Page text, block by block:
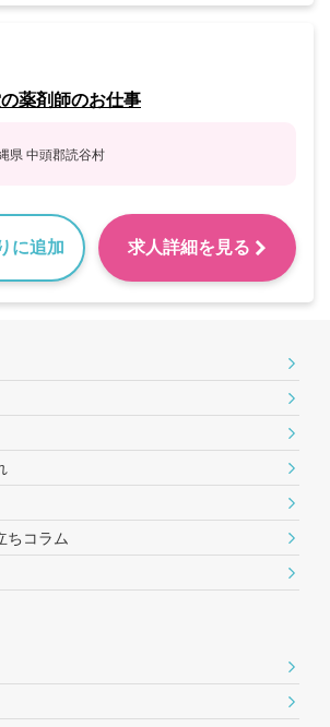
薬剤師のお仕事
県 中頭郡読谷村
に追加 求人詳細を見る
ちコラム